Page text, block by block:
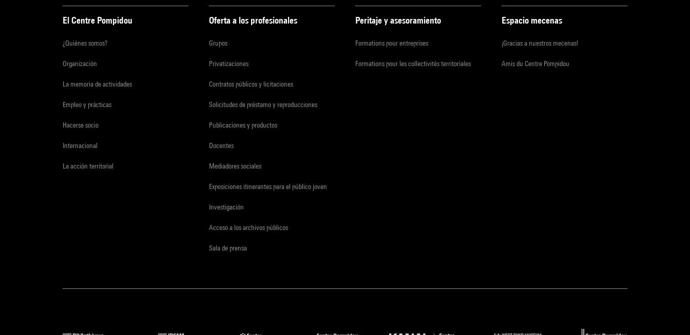
El Centre Pompidou
¿Quiénes somos?
Organización
La memoria de actividades
Empleo y prácticas
Hacerse socio
Internacional
La acción territorial
Oferta a los profesionales
Grupos
Privatizaciones
Contratos públicos y licitaciones
Solicitudes de préstamo y reproducciones
Publicaciones y productos
Docentes
Mediadores sociales
Exposiciones itinerantes para el público joven
Investigación
Acceso a los archivos públicos
Sala de prensa
Peritaje y asesoramiento
Formations pour entreprises
Formations pour les collectivités territoriales
Espacio mecenas
¡Gracias a nuestros mecenas!
Amis du Centre Pompidou